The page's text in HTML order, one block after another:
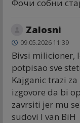
Фочи собни
Zalosni
09.05.2026 11:39
Bivsi milicioner,
potpisao sve
Kajganic trazi
izgovore da bi
zavrsiti jer mu
sudovi I van BiH